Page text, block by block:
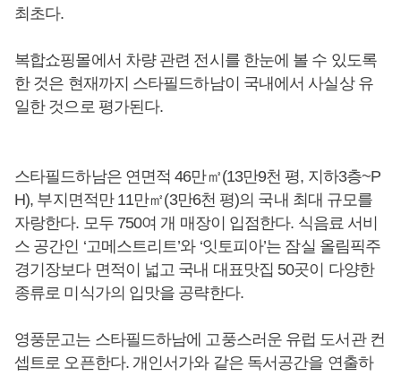
최초다.
복합쇼핑몰에서 차량 관련 전시를 한눈에 볼 수 있도록
한 것은 현재까지 스타필드하남이 국내에서 사실상 유
일한 것으로 평가된다.
스타필드하남은 연면적 46만㎡(13만9천 평, 지하3층~P
H), 부지면적만 11만㎡(3만6천 평)의 국내 최대 규모를
자랑한다. 모두 750여 개 매장이 입점한다. 식음료 서비
스 공간인 ‘고메스트리트’와 ‘잇토피아’는 잠실 올림픽주
경기장보다 면적이 넓고 국내 대표맛집 50곳이 다양한
종류로 미식가의 입맛을 공략한다.
영풍문고는 스타필드하남에 고풍스러운 유럽 도서관 컨
셉트로 오픈한다. 개인서가와 같은 독서공간을 연출하